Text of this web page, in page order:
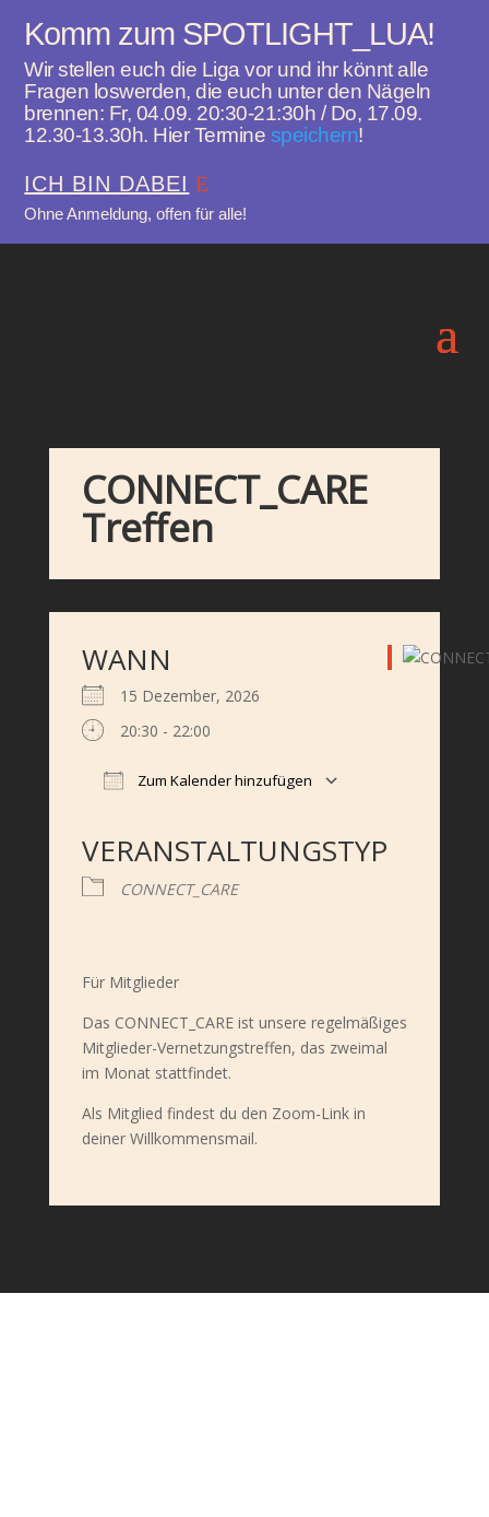
Komm zum SPOTLIGHT_LUA!
Wir stellen euch die Liga vor und ihr könnt alle
Fragen loswerden, die euch unter den Nägeln
brennen: Fr, 04.09. 20:30-21:30h / Do, 17.09.
12.30-13.30h. Hier Termine speichern!
ICH BIN DABEI
Ohne Anmeldung, offen für alle!
CONNECT_CARE
Treffen
WANN
15 Dezember, 2026
20:30 - 22:00
Zum Kalender hinzufügen
VERANSTALTUNGSTYP
CONNECT_CARE
Für Mitglieder
Das CONNECT_CARE ist unsere regelmäßiges
Mitglieder-Vernetzungstreffen, das zweimal
im Monat stattfindet.
Als Mitglied findest du den Zoom-Link in
deiner Willkommensmail.